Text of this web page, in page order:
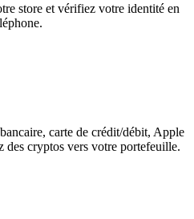
store et vérifiez votre identité en
carte de crédit/débit, Apple
des cryptos vers votre portefeuille.